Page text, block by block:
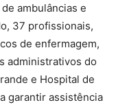
ambulâncias e
37 profissionais,
de enfermagem,
administrativos do
e Hospital de
garantir assistência